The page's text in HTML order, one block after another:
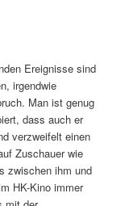
Ereignisse sind
irgendwie
Man ist genug
dass auch er
verzweifelt einen
Zuschauer wie
zwischen ihm und
HK-Kino immer